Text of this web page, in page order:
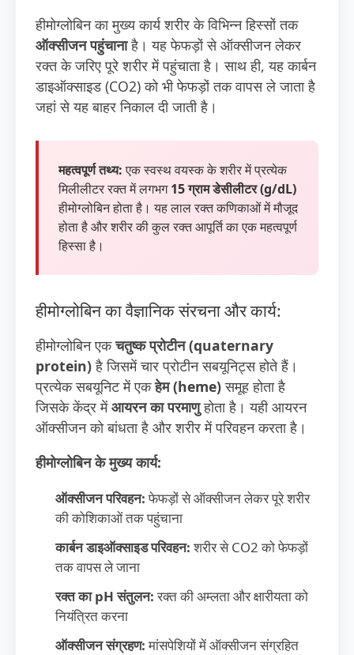
हीमोग्लोबिन का मुख्य कार्य शरीर के विभिन्न हिस्सों तक
ऑक्सीजन पहुंचानाहै। यह फेफड़ों से ऑक्सीजन लेकर
रक्त के जरिए पूरे शरीर में पहुंचाता है। साथ ही, यह कार्बन
डाइऑक्साइड (CO2) को भी फेफड़ों तक वापस ले जाता है
जहां से यह बाहर निकाल दी जाती है।
महत्वपूर्ण तथ्य:एक स्वस्थ वयस्क के शरीर में प्रत्येक
मिलीलीटर रक्त में लगभग15 ग्राम डेसीलीटर (g/dL)
हीमोग्लोबिन होता है। यह लाल रक्त कणिकाओं में मौजूद
होता है और शरीर की कुल रक्त आपूर्ति का एक महत्वपूर्ण
हिस्सा है।
हीमोग्लोबिन का वैज्ञानिक संरचना और कार्य:
हीमोग्लोबिन एकचतुष्क प्रोटीन (quaternary
protein)है जिसमें चार प्रोटीन सबयूनिट्स होते हैं।
प्रत्येक सबयूनिट में एकहेम (heme)समूह होता है
जिसके केंद्र मेंआयरन का परमाणुहोता है। यही आयरन
ऑक्सीजन को बांधता है और शरीर में परिवहन करता है।
हीमोग्लोबिन के मुख्य कार्य:
ऑक्सीजन परिवहन:फेफड़ों से ऑक्सीजन लेकर पूरे शरीर
की कोशिकाओं तक पहुंचाना
कार्बन डाइऑक्साइड परिवहन:शरीर से CO2 को फेफड़ों
तक वापस ले जाना
रक्त का pH संतुलन:रक्त की अम्लता और क्षारीयता को
नियंत्रित करना
ऑक्सीजन संग्रहण:मांसपेशियों में ऑक्सीजन संग्रहित